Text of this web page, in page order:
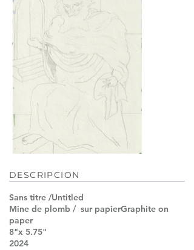
DESCRIPCION
Sans titre /Untitled
Mine de plomb / sur papierGraphite on
paper
8"x 5.75"
2024